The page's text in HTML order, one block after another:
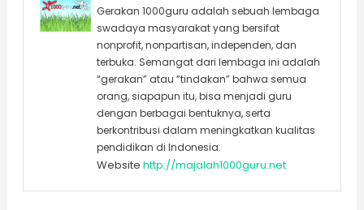
Gerakan 1000guru adalah sebuah lembaga
swadaya masyarakat yang bersifat
nonprofit, nonpartisan, independen, dan
terbuka. Semangat dari lembaga ini adalah
“gerakan” atau “tindakan” bahwa semua
orang, siapapun itu, bisa menjadi guru
dengan berbagai bentuknya, serta
berkontribusi dalam meningkatkan kualitas
pendidikan di Indonesia.
Website http://majalah1000guru.net